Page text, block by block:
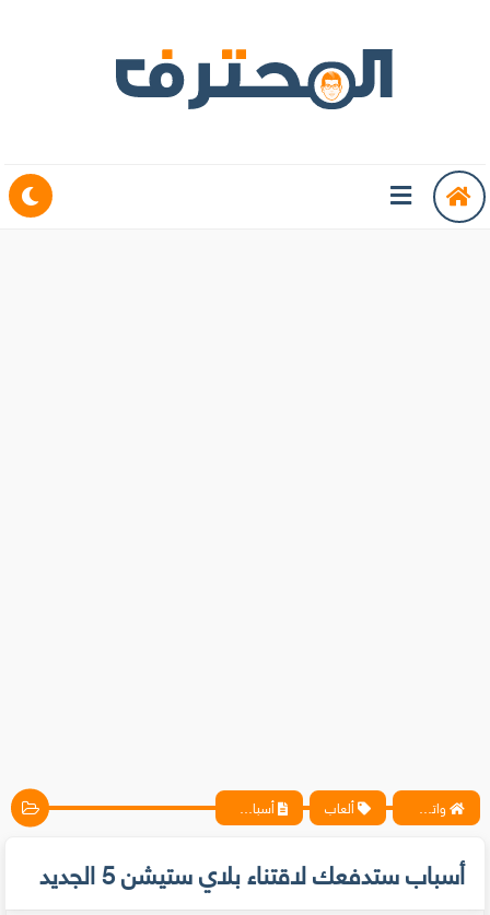
واتس آب ، فيسبوك ، أنترنت ، شروحات تقنية حصرية - المحترف ألعاب أسباب ستدفعك لاقتناء بلاي ستيشن 5 الجديد
أسباب ستدفعك لاقتناء بلاي ستيشن 5 الجديد